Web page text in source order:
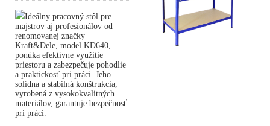
Ideálny pracovný stôl pre
majstrov aj profesionálov od
renomovanej značky
Kraft&Dele, model KD640,
ponúka efektívne využitie
priestoru a zabezpečuje pohodlie
a praktickosť pri práci. Jeho
solídna a stabilná konštrukcia,
vyrobená z vysokokvalitných
materiálov, garantuje bezpečnosť
pri práci.